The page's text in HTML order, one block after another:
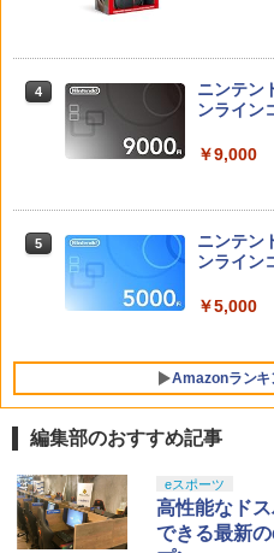
スイッチ
び キャ
ポーチ
リーポー
￥2,653
4
Nintendo
EVA ピ
￥2,811
5
【7週連
itch2 コ
ントロー
h コント
ラー 連
トローラ
年11月
月19日)(
鬼武者
￥2,992
スーパー
lu-ray】
4
ニンテン
ンライン
￥9,000
5
ニンテン
ンライン
￥5,000
Amazonランキ
1
日本語専
ese only
1
【純正品
ラー +
1
劇場版「
窩座再来
編集部のおすすめ記事
eスポーツ
高性能なド
できる最新